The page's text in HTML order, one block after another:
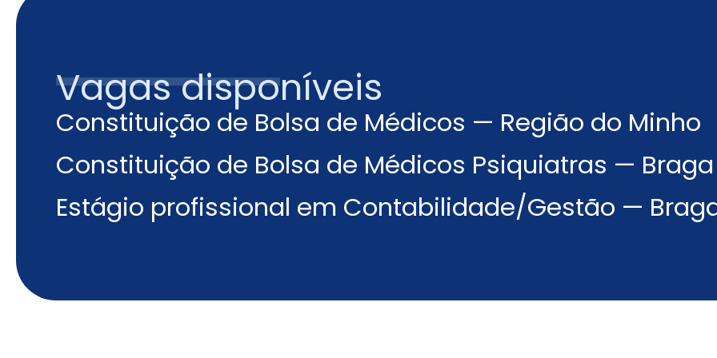
Vagas disponíveis
Constituição de Bolsa de Médicos — Região do Minho
Constituição de Bolsa de Médicos Psiquiatras — Braga
Estágio profissional em Contabilidade/Gestão —